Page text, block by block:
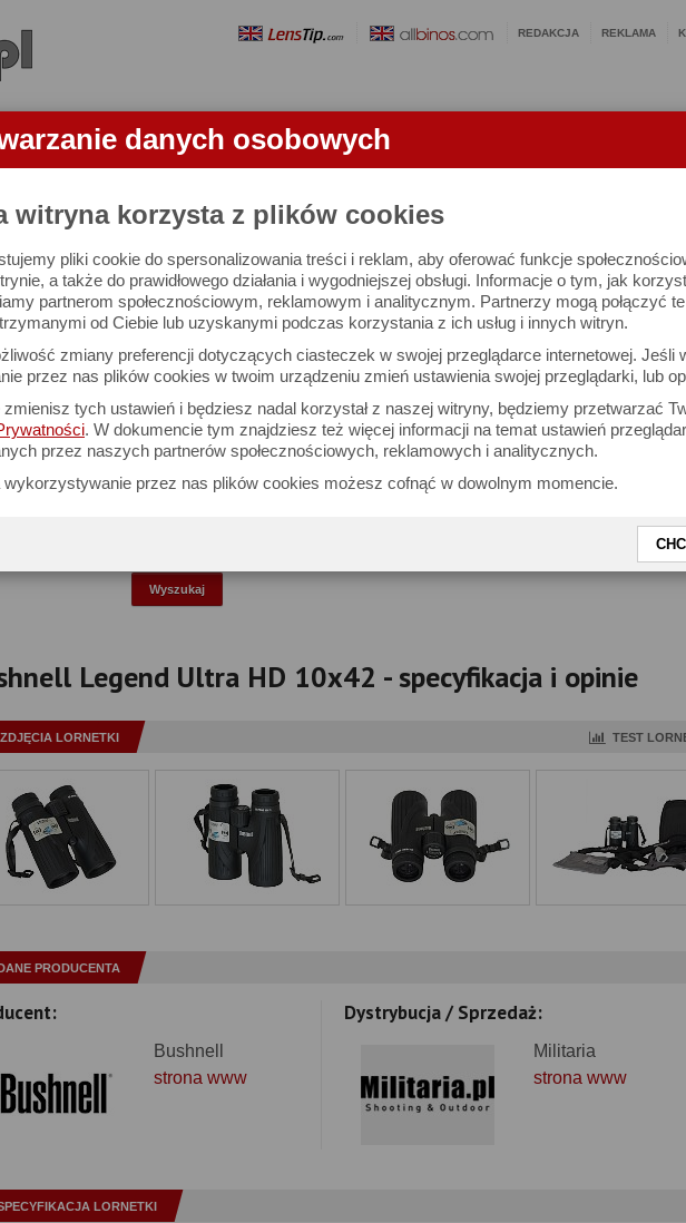
danych osobowych
witryna korzysta z plików cookies
pliki cookie do spersonalizowania treści i reklam, aby oferować funkcje
a także do prawidłowego działania i wygodniejszej obsługi. Informacje o tym, jak
partnerom społecznościowym, reklamowym i analitycznym. Partnerzy mogą połączyć
od Ciebie lub uzyskanymi podczas korzystania z ich usług i innych witryn.
zmiany preferencji dotyczących ciasteczek w swojej przeglądarce internetowej. Jeśli
przez nas plików cookies w twoim urządzeniu zmień ustawienia swojej przeglądarki, lub
zmienisz tych ustawień i będziesz nadal korzystał z naszej witryny, będziemy przetwarzać
. W dokumencie tym znajdziesz też więcej informacji na temat ustawień
przez naszych partnerów społecznościowych, reklamowych i analitycznych.
wykorzystywanie przez nas plików cookies możesz cofnąć w dowolnym momencie.
REDAKCJA REKLAMA
APARATY OBIEKTYWY LORNETKI
znajduje się 3021 lornetek i 1581 ocen.
Możesz też zrobić
własne porównanie lornetek
Porównaj lornetki
Proszę podać interesujące Cię parametry
Producent:
Model:
Średnica obiektywu:
Legend Ultra HD 10x42 - specyfikacja i opinie
ZDJĘCIA LORNETKI TEST
PRODUCENTA
Bushnell
strona www
Dystrybucja / Sprzedaż:
Militaria
strona www
LORNETKI